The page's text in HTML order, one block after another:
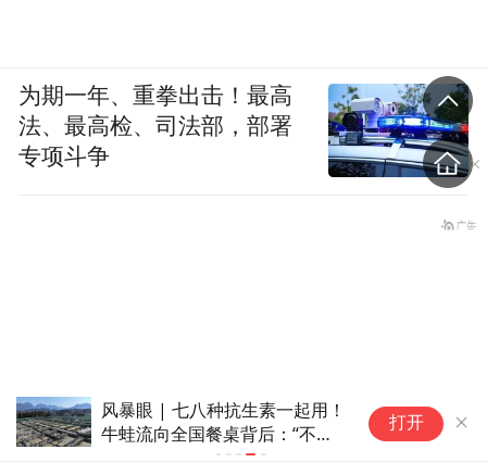
风暴眼 | 七八种抗生素一起用！
牛蛙流向全国餐桌背后：“不用
打开
为期一年、重拳出击！最高
法、最高检、司法部，部署
专项斗争